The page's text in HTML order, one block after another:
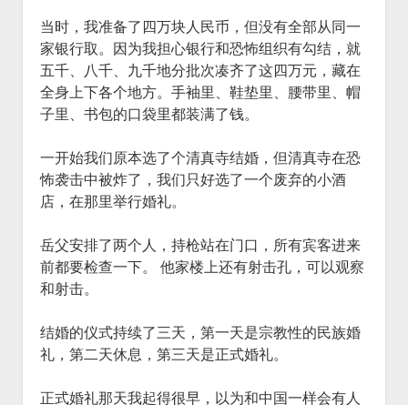
当时，我准备了四万块人民币，但没有全部从同一
家银行取。因为我担心银行和恐怖组织有勾结，就
五千、八千、九千地分批次凑齐了这四万元，藏在
全身上下各个地方。手袖里、鞋垫里、腰带里、帽
子里、书包的口袋里都装满了钱。
一开始我们原本选了个清真寺结婚，但清真寺在恐
怖袭击中被炸了，我们只好选了一个废弃的小酒
店，在那里举行婚礼。
岳父安排了两个人，持枪站在门口，所有宾客进来
前都要检查一下。 他家楼上还有射击孔，可以观察
和射击。
结婚的仪式持续了三天，第一天是宗教性的民族婚
礼，第二天休息，第三天是正式婚礼。
正式婚礼那天我起得很早，以为和中国一样会有人